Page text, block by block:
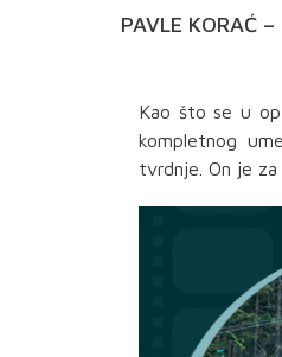
PAVLE KORAĆ
Kao što se u
kompletnog
tvrdnje. On je